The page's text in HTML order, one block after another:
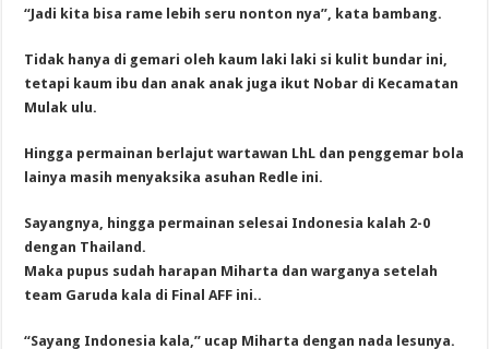
“Jadi kita bisa rame lebih seru nonton nya”, kata bambang.
Tidak hanya di gemari oleh kaum laki laki si kulit bundar ini,
tetapi kaum ibu dan anak anak juga ikut Nobar di Kecamatan
Mulak ulu.
Hingga permainan berlajut wartawan LhL dan penggemar bola
lainya masih menyaksika asuhan Redle ini.
Sayangnya, hingga permainan selesai Indonesia kalah 2-0
dengan Thailand.
Maka pupus sudah harapan Miharta dan warganya setelah
team Garuda kala di Final AFF ini..
“Sayang Indonesia kala,” ucap Miharta dengan nada lesunya.